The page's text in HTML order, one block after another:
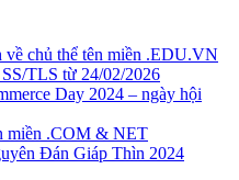
chủ thể tên miền .EDU.VN
TLS từ 24/02/2026
Day 2024 – ngày hội
miền .COM & NET
Đán Giáp Thìn 2024